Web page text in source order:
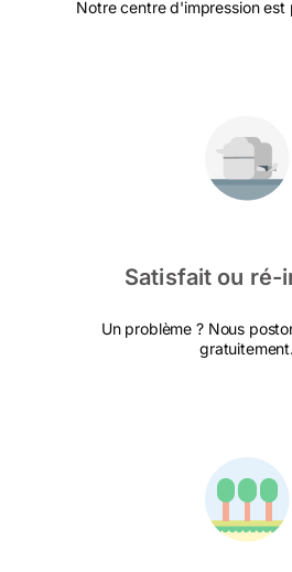
Notre centre d'impression est
Satisfait ou ré-
Un problème ? Nous
gratuitement.